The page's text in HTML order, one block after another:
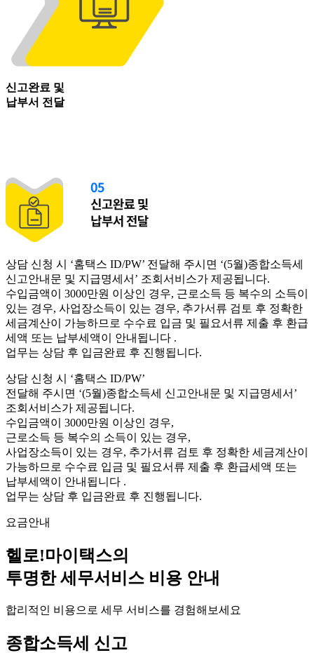
신고완료 및
납부서 전달
상담 신청 시 ‘홈택스 ID/PW’ 전달해 주시면 ‘(5월)종합소득세
신고안내문 및 지급명세서’ 조회서비스가 제공됩니다.
수입금액이 3000만원 이상인 경우, 근로소득 등 복수의 소득이
있는 경우, 사업장소득이 있는 경우, 추가서류 검토 후 정확한
세금계산이 가능하므로 수수료 입금 및 필요서류 제출 후 환급
세액 또는 납부세액이 안내됩니다 .
업무는 상담 후 입금완료 후 진행됩니다.
상담 신청 시 ‘홈택스 ID/PW’
전달해 주시면 ‘(5월)종합소득세 신고안내문 및 지급명세서’
조회서비스가 제공됩니다.
수입금액이 3000만원 이상인 경우,
근로소득 등 복수의 소득이 있는 경우,
사업장소득이 있는 경우, 추가서류 검토 후 정확한 세금계산이
가능하므로 수수료 입금 및 필요서류 제출 후 환급세액 또는
납부세액이 안내됩니다 .
업무는 상담 후 입금완료 후 진행됩니다.
요금안내
헬로!마이택스의
투명한 세무서비스 비용 안내
합리적인 비용으로 세무 서비스를 경험해보세요
종합소득세 신고